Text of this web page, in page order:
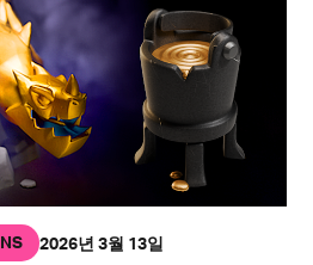
2026년 3월 13일